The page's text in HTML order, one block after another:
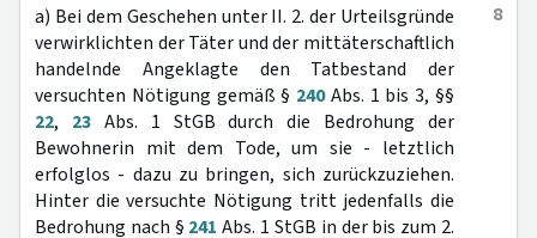
8
a) Bei dem Geschehen unter II. 2. der Urteilsgründe
verwirklichten der Täter und der mittäterschaftlich
handelnde Angeklagte den Tatbestand der
versuchten Nötigung gemäß § 240Abs. 1 bis 3, §§
22, 23Abs. 1 StGB durch die Bedrohung der
Bewohnerin mit dem Tode, um sie - letztlich
erfolglos - dazu zu bringen, sich zurückzuziehen.
Hinter die versuchte Nötigung tritt jedenfalls die
Bedrohung nach § 241 Abs. 1 StGB in der bis zum 2.